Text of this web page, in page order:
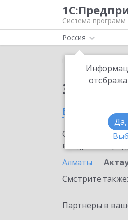
Система программ
Россия
Да,
Главная
в Актау
Ознакомьтесь
внедрение
Алматы
Актау
Смотрите также:
Партнеры в